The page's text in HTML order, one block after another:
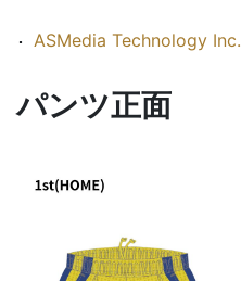
ASMedia Technology Inc.
パンツ正面